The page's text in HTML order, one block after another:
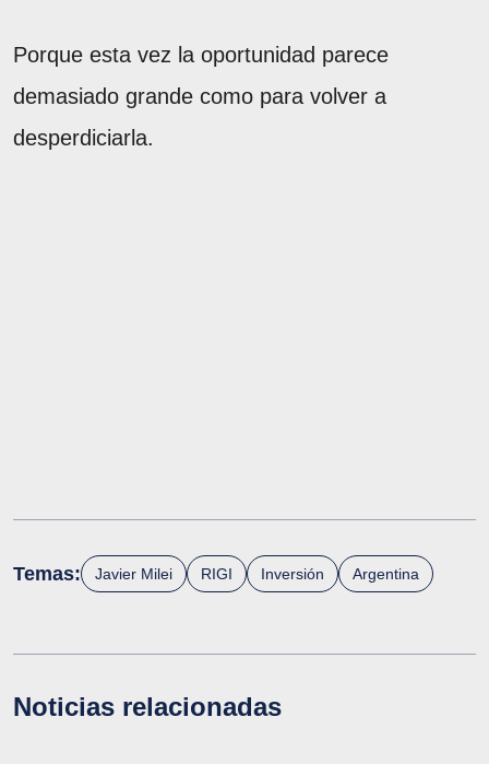
Porque esta vez la oportunidad parece
demasiado grande como para volver a
desperdiciarla.
Temas: Javier Milei RIGI Inversión Argentina
Noticias relacionadas